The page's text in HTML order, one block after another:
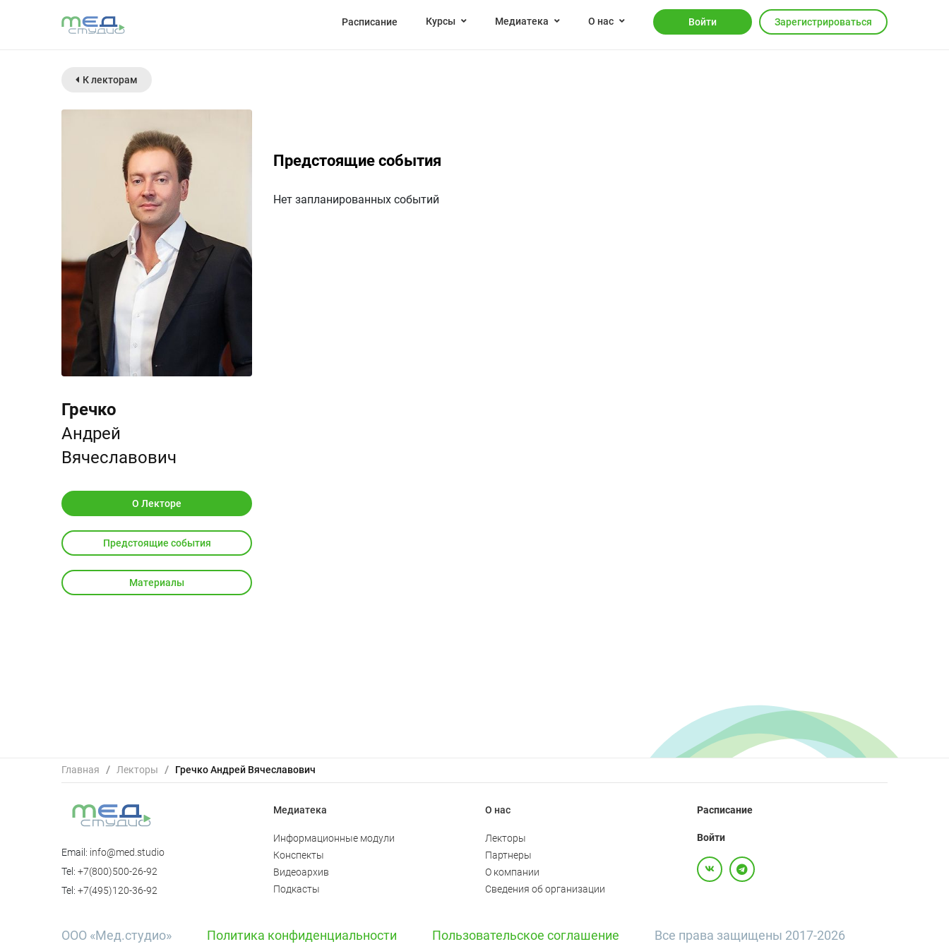
Расписание Курсы Медиатека О нас Войти Зарегистрироваться
К лекторам
Гречко
Андрей
Вячеславович
O Лекторе
Предстоящие события
Материалы
Предстоящие события
Нет запланированных событий
Главная / Лекторы / Гречко Андрей Вячеславович
Email: info@med.studio
Tel: +7(800)500-26-92
Tel: +7(495)120-36-92
Медиатека
Информационные модули
Конспекты
Видеоархив
Подкасты
О нас
Лекторы
Партнеры
О компании
Сведения об организации
Расписание
Войти
ООО «Мед.студио» Политика конфиденциальности Пользовательское соглашение Все права защищены 2017-2026